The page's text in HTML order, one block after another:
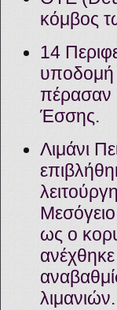
κόμβος
14
υποδομή
πέρασαν
Έσσης.
Λιμάνι
ως ο
λιμανιών.